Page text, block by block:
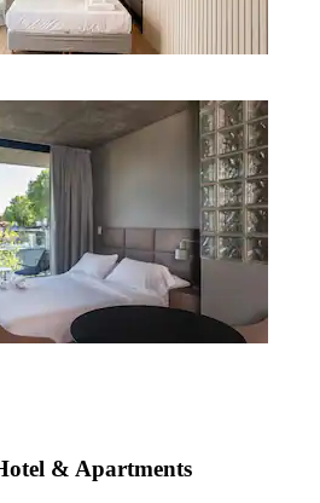
& Apartments